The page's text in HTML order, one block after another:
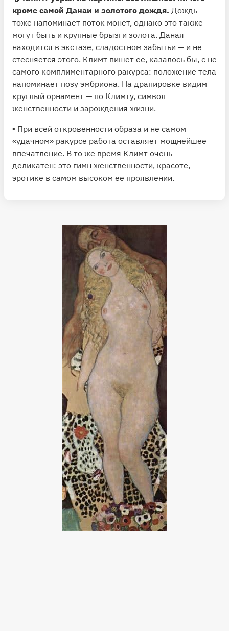
кроме самой Данаи и золотого дождя. Дождь
тоже напоминает поток монет, однако это также
могут быть и крупные брызги золота. Даная
находится в экстазе, сладостном забытьи — и не
стесняется этого. Климт пишет ее, казалось бы, с не
самого комплиментарного ракурса: положение тела
напоминает позу эмбриона. На драпировке видим
круглый орнамент — по Климту, символ
женственности и зарождения жизни.
▪️ При всей откровенности образа и не самом
«удачном» ракурсе работа оставляет мощнейшее
впечатление. В то же время Климт очень
деликатен: это гимн женственности, красоте,
эротике в самом высоком ее проявлении.